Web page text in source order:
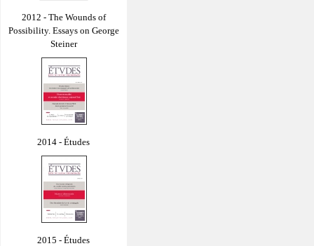
2012 - The Wounds of
Possibility. Essays on George
Steiner
2014 - Études
2015 - Études